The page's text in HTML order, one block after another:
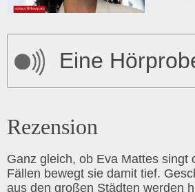
Eine
Rezension
Ganz gleich, ob Eva Mattes singt
Fällen bewegt sie damit tief.
aus den großen Städten werden